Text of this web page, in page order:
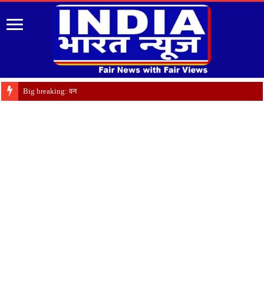
Big breaking: वन विभाग में बंपर तबादले,